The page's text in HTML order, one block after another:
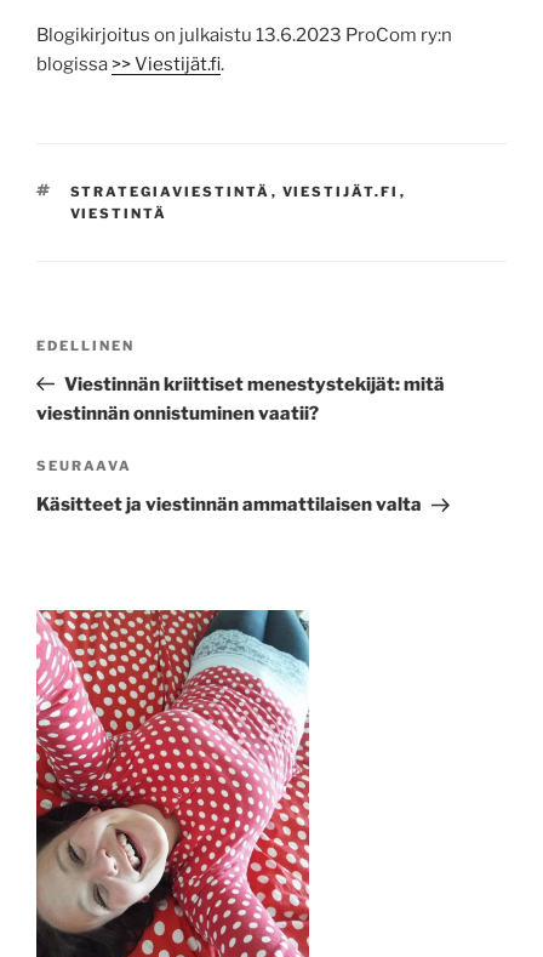
Blogikirjoitus on julkaistu 13.6.2023 ProCom ry:n
blogissa >> Viestijät.fi.
AVAINSANAT
STRATEGIAVIESTINTÄ , VIESTIJÄT.FI ,
VIESTINTÄ
Edellinen
artikkeli
EDELLINEN
Viestinnän kriittiset menestystekijät: mitä
viestinnän onnistuminen vaatii?
Seuraava
artikkeli
SEURAAVA
Käsitteet ja viestinnän ammattilaisen valta